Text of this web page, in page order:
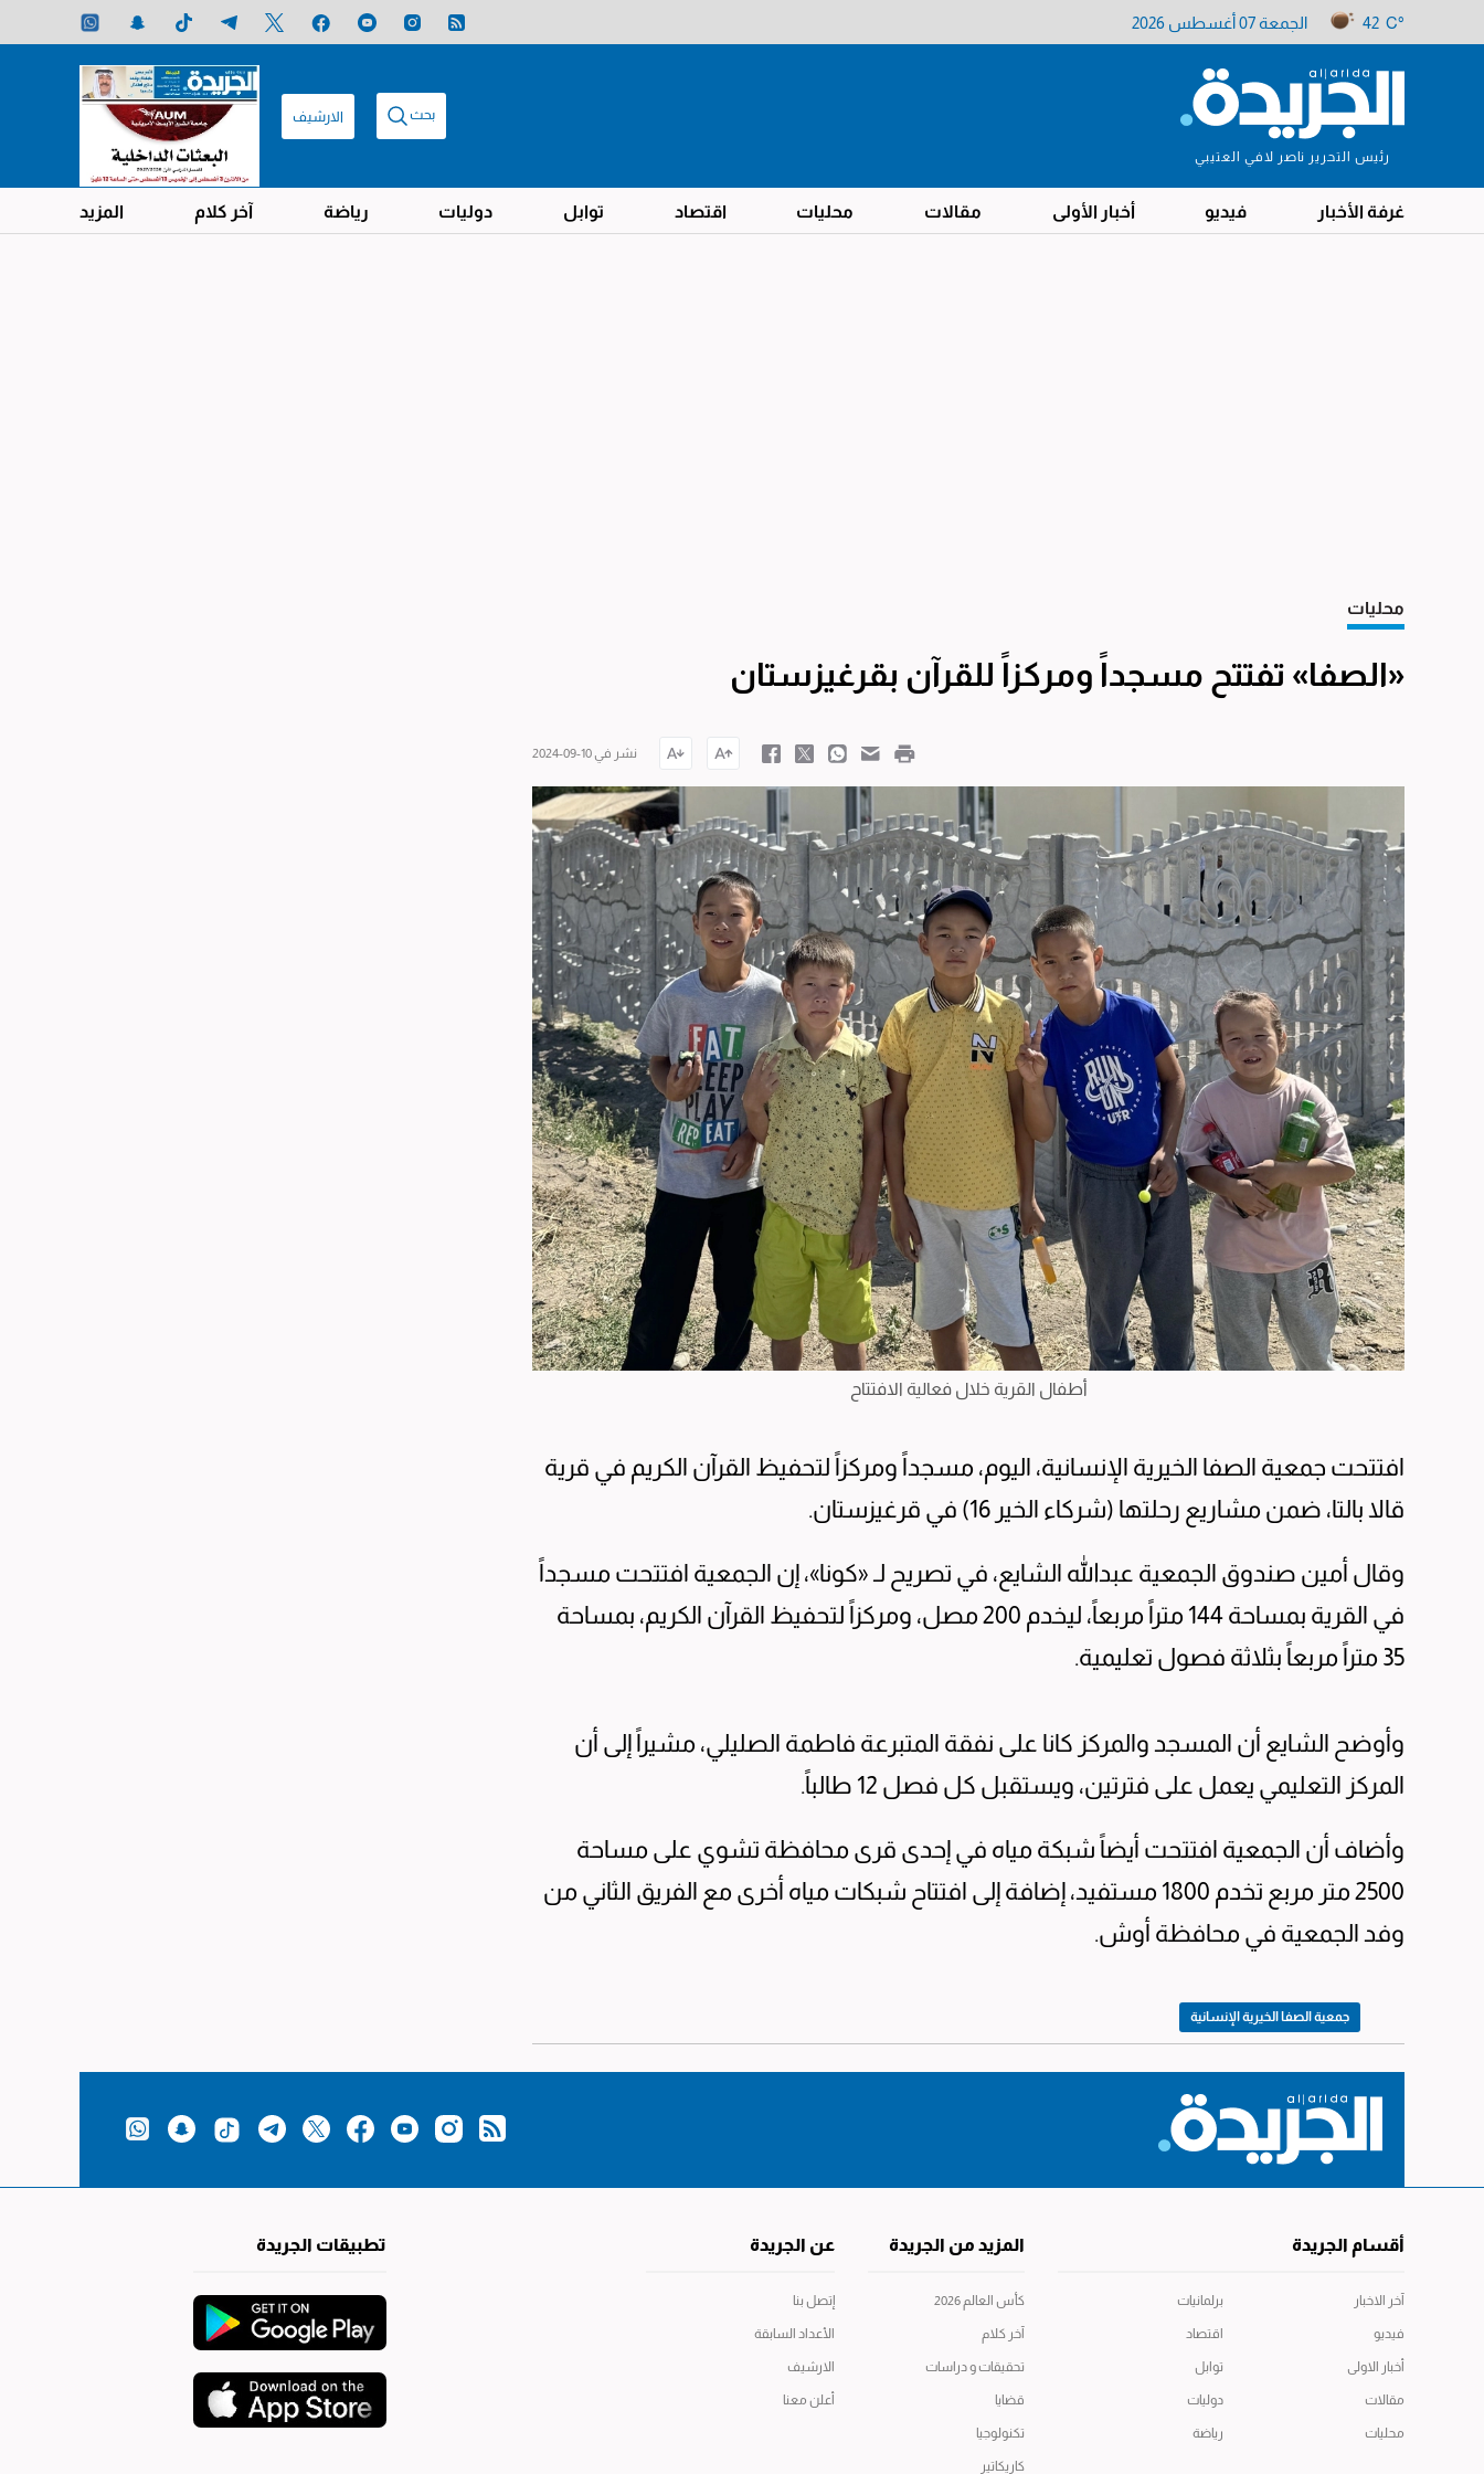
42 C° الجمعة 07 أغسطس 2026
رئيس التحرير ناصر لافي العتيبي
بحث الارشيف
غرفة الأخبار فيديو أخبار الأولى مقالات محليات اقتصاد توابل دوليات رياضة آخر كلام المزيد
محليات
«الصفا» تفتتح مسجداً ومركزاً للقرآن بقرغيزستان
نشر في 10-09-2024
أطفال القرية خلال فعالية الافتتاح
افتتحت جمعية الصفا الخيرية الإنسانية، اليوم، مسجداً ومركزاً لتحفيظ القرآن الكريم في قرية
قالا بالتا، ضمن مشاريع رحلتها (شركاء الخير 16) في قرغيزستان.
وقال أمين صندوق الجمعية عبدالله الشايع، في تصريح لـ «كونا»، إن الجمعية افتتحت مسجداً
في القرية بمساحة 144 متراً مربعاً، ليخدم 200 مصل، ومركزاً لتحفيظ القرآن الكريم، بمساحة
35 متراً مربعاً بثلاثة فصول تعليمية.
وأوضح الشايع أن المسجد والمركز كانا على نفقة المتبرعة فاطمة الصليلي، مشيراً إلى أن
المركز التعليمي يعمل على فترتين، ويستقبل كل فصل 12 طالباً.
وأضاف أن الجمعية افتتحت أيضاً شبكة مياه في إحدى قرى محافظة تشوي على مساحة
2500 متر مربع تخدم 1800 مستفيد، إضافة إلى افتتاح شبكات مياه أخرى مع الفريق الثاني من
وفد الجمعية في محافظة أوش.
جمعية الصفا الخيرية الإنسانية
أقسام الجريدة
آخر الاخبار
فيديو
أخبار الاولى
مقالات
محليات
برلمانيات
اقتصاد
توابل
دوليات
رياضة
المزيد من الجريدة
كأس العالم 2026
آخر كلام
تحقيقات و دراسات
قضايا
تكنولوجيا
كاريكاتير
عن الجريدة
إتصل بنا
الأعداد السابقة
الارشيف
أعلن معنا
تطبيقات الجريدة